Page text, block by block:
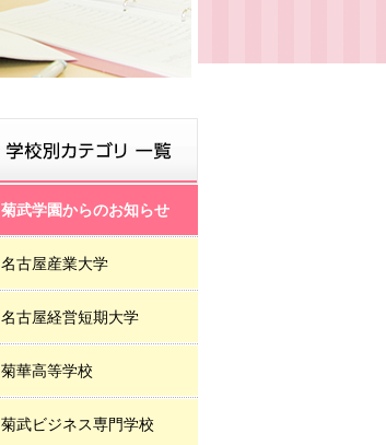
菊武学園からのお知らせ
名古屋産業大学
名古屋経営短期大学
菊華高等学校
菊武ビジネス専門学校